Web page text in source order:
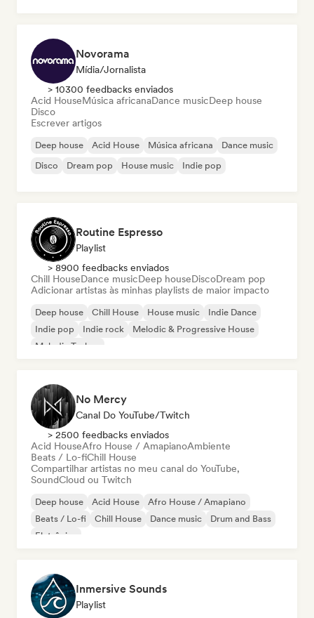
Novorama
Mídia/Jornalista
> 10300 feedbacks enviados
Acid HouseMúsica africanaDance musicDeep house
Disco
Escrever artigos
Deep house Acid House Música africana
Dance music
Disco
Dream pop House music Indie pop
Routine Espresso
Playlist
> 8900 feedbacks enviados
Chill HouseDance musicDeep houseDiscoDream pop
Adicionar artistas às minhas playlists de maior impacto
Deep house Chill House House music
Indie Dance
Indie pop
Indie rock
Melodic & Progressive House
Melodic Techno
No Mercy
Canal Do YouTube/Twitch
> 2500 feedbacks enviados
Acid HouseAfro House / AmapianoAmbiente
Beats / Lo-fiChill House
Compartilhar artistas no meu canal do YouTube,
SoundCloud ou Twitch
Deep house Acid House
Afro House / Amapiano
Beats / Lo-fi
Chill House Dance music
Drum and Bass
Eletrônica
Inmersive Sounds
Playlist